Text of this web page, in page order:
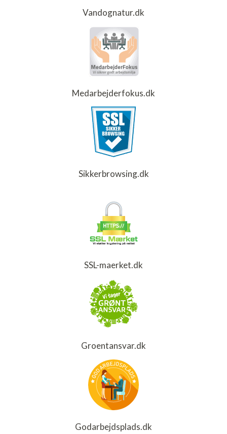
Vandognatur.dk
Medarbejderfokus.dk
Sikkerbrowsing.dk
SSL-maerket.dk
Groentansvar.dk
Godarbejdsplads.dk